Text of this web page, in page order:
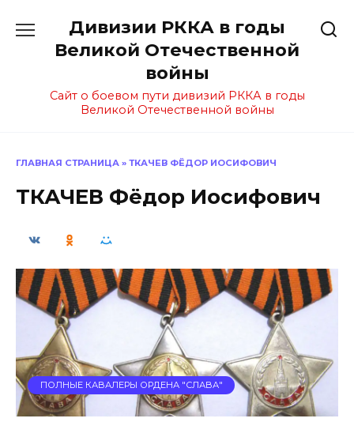
содержанию
Дивизии РККА в годы
Великой Отечественной
войны
Сайт о боевом пути дивизий РККА в годы
Великой Отечественной войны
ГЛАВНАЯ СТРАНИЦА » ТКАЧЕВ ФЁДОР ИОСИФОВИЧ
ТКАЧЕВ Фёдор Иосифович
ПОЛНЫЕ КАВАЛЕРЫ ОРДЕНА "СЛАВА"